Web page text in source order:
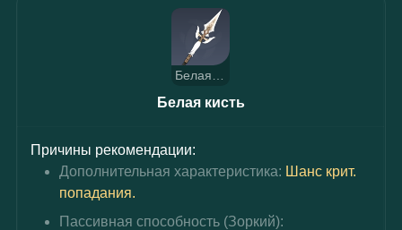
Белая кисть
Причины рекомендации:
Дополнительная характеристика: Шанс крит.
попадания.
Пассивная способность (Зоркий):